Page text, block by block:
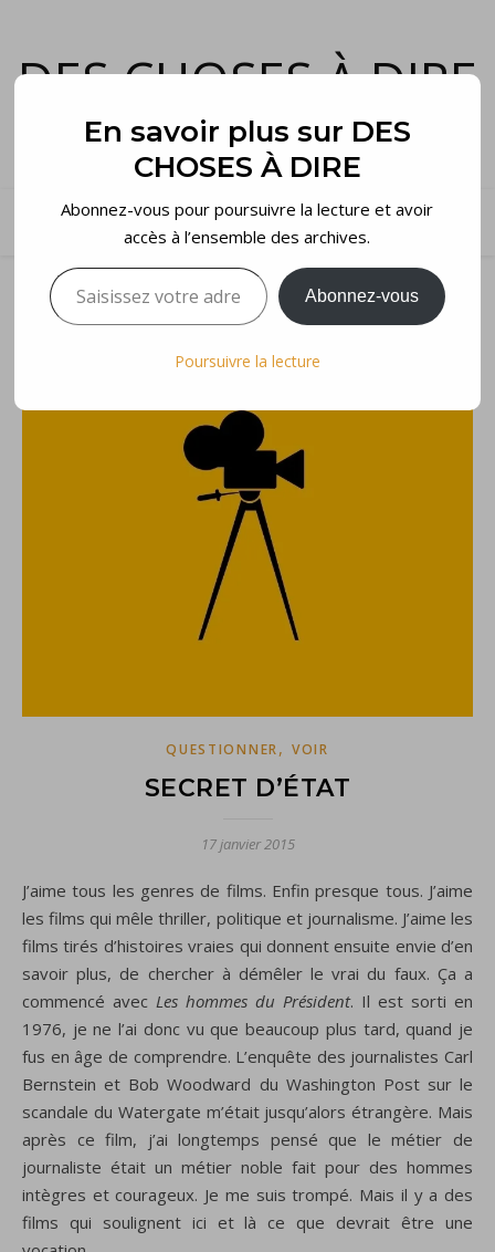
DES CHOSES À DIRE
et voilà…
QUESTIONNER, VOIR
SECRET D’ÉTAT
17 janvier 2015
J’aime tous les genres de films. Enfin presque tous. J’aime
les films qui mêle thriller, politique et journalisme. J’aime les
films tirés d’histoires vraies qui donnent ensuite envie d’en
savoir plus, de chercher à démêler le vrai du faux. Ça a
commencé avec Les hommes du Président. Il est sorti en
1976, je ne l’ai donc vu que beaucoup plus tard, quand je
fus en âge de comprendre. L’enquête des journalistes Carl
Bernstein et Bob Woodward du Washington Post sur le
scandale du Watergate m’était jusqu’alors étrangère. Mais
après ce film, j’ai longtemps pensé que le métier de
journaliste était un métier noble fait pour des hommes
intègres et courageux. Je me suis trompé. Mais il y a des
films qui soulignent ici et là ce que devrait être une
En savoir plus sur DES
CHOSES À DIRE
Abonnez-vous pour poursuivre la lecture et avoir
accès à l’ensemble des archives.
Saisissez votre adresse e-mail…
Abonnez-vous
Poursuivre la lecture